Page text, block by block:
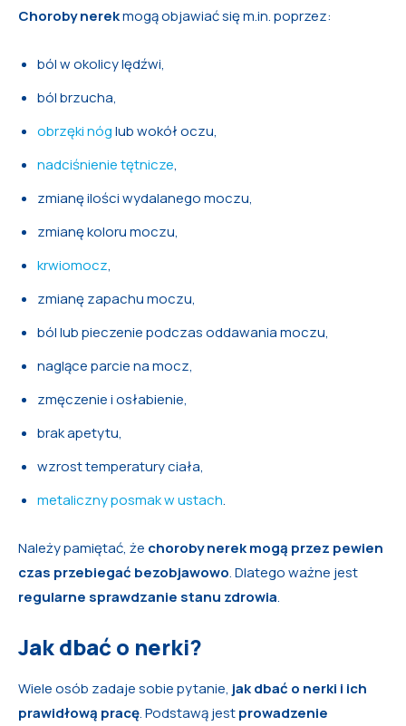
Choroby nerekmogą objawiać się m.in. poprzez:
ból w okolicy lędźwi,
ból brzucha,
obrzęki nóglub wokół oczu,
nadciśnienie tętnicze,
zmianę ilości wydalanego moczu,
zmianę koloru moczu,
krwiomocz,
zmianę zapachu moczu,
ból lub pieczenie podczas oddawania moczu,
naglące parcie na mocz,
zmęczenie i osłabienie,
brak apetytu,
wzrost temperatury ciała,
metaliczny posmak w ustach.
Należy pamiętać, że choroby nerek mogą przez pewien
czas przebiegać bezobjawowo. Dlatego ważne jest
regularne sprawdzanie stanu zdrowia.
Jak dbać o nerki?
Wiele osób zadaje sobie pytanie, jak dbać o nerki i ich
prawidłową pracę. Podstawą jestprowadzenie